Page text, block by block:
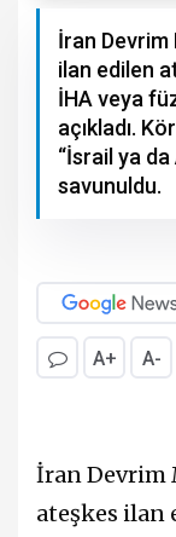
İran Devrim
ilan edilen
İHA veya
açıkladı.
“İsrail ya da
savunuldu.
A+ A-
İran Devrim
ateşkes ilan